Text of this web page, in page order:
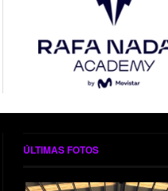
ÚLTIMAS FOTOS